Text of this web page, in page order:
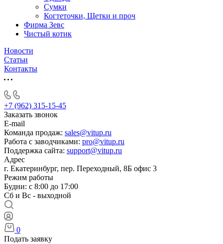
Сумки
Когтеточки, Щетки и проч
Фирма Зевс
Чистый котик
Новости
Статьи
Контакты
+7 (962) 315-15-45
Заказать звонок
E-mail
Команда продаж: sales@vitup.ru
Работа с заводчиками: pro@vitup.ru
Поддержка сайта: support@vitup.ru
Адрес
г. Екатеринбург, пер. Переходный, 8Б офис 3
Режим работы
Будни: с 8:00 до 17:00
Сб и Вс - выходной
0
Подать заявку